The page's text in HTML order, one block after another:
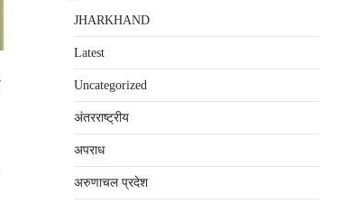
JHARKHAND
Latest
Uncategorized
अंतरराष्‍ट्रीय
अपराध
अरुणाचल प्रदेश